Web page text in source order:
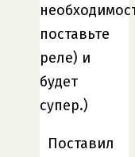
поставьте
реле) и
будет
супер.)
Поставил